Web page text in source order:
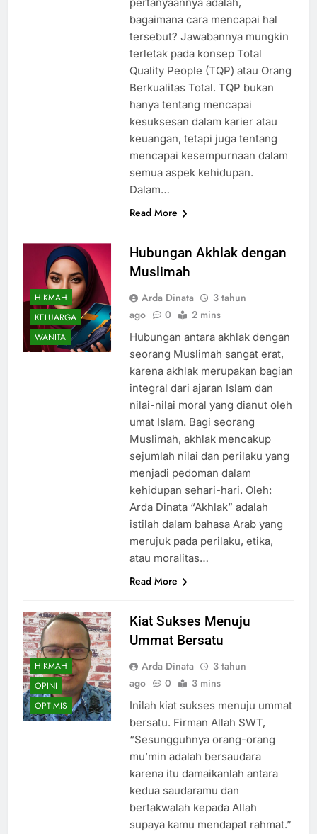
bagaimana cara mencapai hal
tersebut? Jawabannya mungkin
terletak pada konsep Total
Quality People (TQP) atau Orang
Berkualitas Total. TQP bukan
hanya tentang mencapai
kesuksesan dalam karier atau
keuangan, tetapi juga tentang
mencapai kesempurnaan dalam
semua aspek kehidupan.
Dalam…
Read More
HIKMAH
KELUARGA
WANITA
Hubungan Akhlak dengan
Muslimah
Arda Dinata
3 tahun
ago
0 2 mins
Hubungan antara akhlak dengan
seorang Muslimah sangat erat,
karena akhlak merupakan bagian
integral dari ajaran Islam dan
nilai-nilai moral yang dianut oleh
umat Islam. Bagi seorang
Muslimah, akhlak mencakup
sejumlah nilai dan perilaku yang
menjadi pedoman dalam
kehidupan sehari-hari. Oleh:
Arda Dinata “Akhlak” adalah
istilah dalam bahasa Arab yang
merujuk pada perilaku, etika,
atau moralitas…
Read More
HIKMAH
OPINI
OPTIMIS
Kiat Sukses Menuju
Ummat Bersatu
Arda Dinata
3 tahun
ago
0 3 mins
Inilah kiat sukses menuju ummat
bersatu. Firman Allah SWT,
“Sesungguhnya orang-orang
mu’min adalah bersaudara
karena itu damaikanlah antara
kedua saudaramu dan
bertakwalah kepada Allah
supaya kamu mendapat rahmat.”